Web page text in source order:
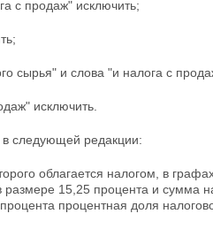
с продаж" исключить;
сырья" и слова "и налога с
исключить.
в следующей редакции:
облагается налогом, в
размере 15,25 процента и сумма
процентная доля